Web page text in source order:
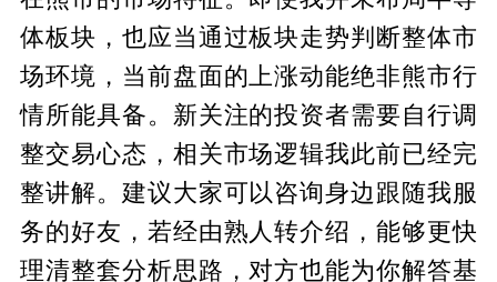
体板块，也应当通过板块走势判断整体市
场环境，当前盘面的上涨动能绝非熊市行
情所能具备。新关注的投资者需要自行调
整交易心态，相关市场逻辑我此前已经完
整讲解。建议大家可以咨询身边跟随我服
务的好友，若经由熟人转介绍，能够更快
理清整套分析思路，对方也能为你解答基